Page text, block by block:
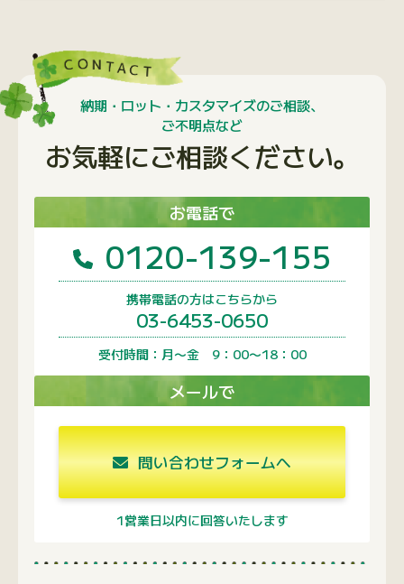
納期・ロット・カスタマイズのご相談、
ご不明点など
お気軽にご相談ください。
お電話で
0120-139-155
携帯電話の方はこちらから
03-6453-0650
受付時間：月〜金 9：00〜18：00
メールで
問い合わせフォームへ
1営業日以内に回答いたします